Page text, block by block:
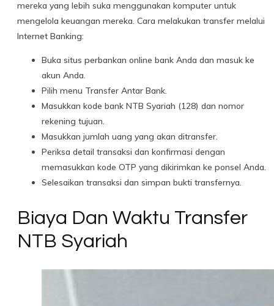
mereka yang lebih suka menggunakan komputer untuk
mengelola keuangan mereka. Cara melakukan transfer melalui
Internet Banking:
Buka situs perbankan online bank Anda dan masuk ke
akun Anda.
Pilih menu Transfer Antar Bank.
Masukkan kode bank NTB Syariah (128) dan nomor
rekening tujuan.
Masukkan jumlah uang yang akan ditransfer.
Periksa detail transaksi dan konfirmasi dengan
memasukkan kode OTP yang dikirimkan ke ponsel Anda.
Selesaikan transaksi dan simpan bukti transfernya.
Biaya Dan Waktu Transfer
NTB Syariah